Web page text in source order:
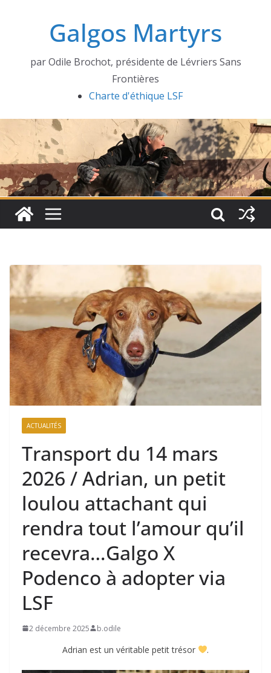
Galgos Martyrs
par Odile Brochot, présidente de Lévriers Sans
Frontières
Charte d'éthique LSF
ACTUALITÉS
Transport du 14 mars
2026 / Adrian, un petit
loulou attachant qui
rendra tout l’amour qu’il
recevra…Galgo X
Podenco à adopter via
LSF
2 décembre 2025 b.odile
Adrian est un véritable petit trésor .